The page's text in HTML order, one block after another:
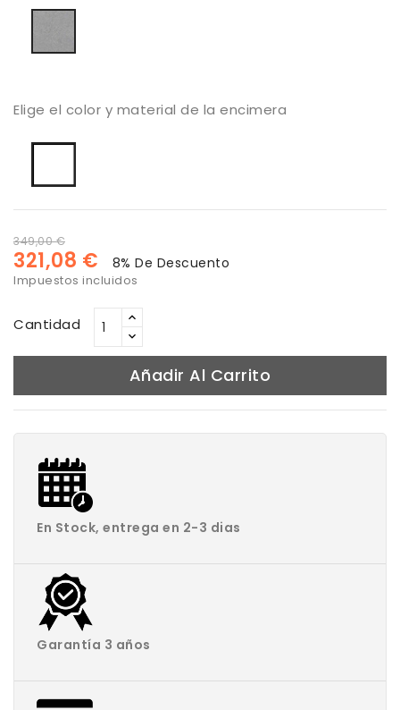
Elige el color y material de la encimera
liso
mate
349,00 €
321,08 € 8% De Descuento
Impuestos incluidos
Cantidad
Añadir Al Carrito
En Stock, entrega en 2-3 dias
Garantía 3 años